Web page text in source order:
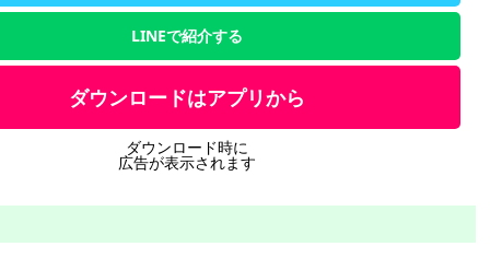
LINEで紹介する
ダウンロードはアプリから
ダウンロード時に
広告が表示されます